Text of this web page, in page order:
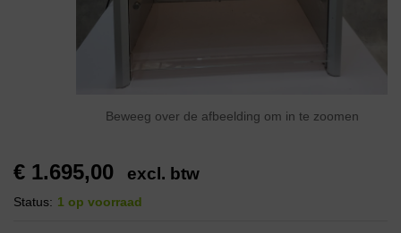
Beweeg over de afbeelding om in te zoomen
€ 1.695,00 excl. btw
Status: 1 op voorraad